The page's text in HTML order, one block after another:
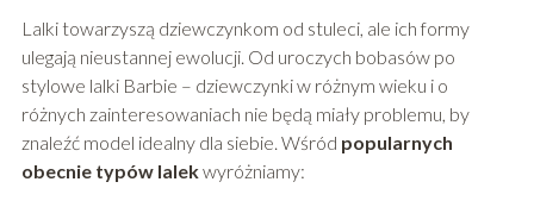
Lalki towarzyszą dziewczynkom od stuleci, ale ich formy
ulegają nieustannej ewolucji. Od uroczych bobasów po
stylowe lalki Barbie – dziewczynki w różnym wieku i o
różnych zainteresowaniach nie będą miały problemu, by
znaleźć model idealny dla siebie. Wśród popularnych
obecnie typów lalekwyróżniamy: